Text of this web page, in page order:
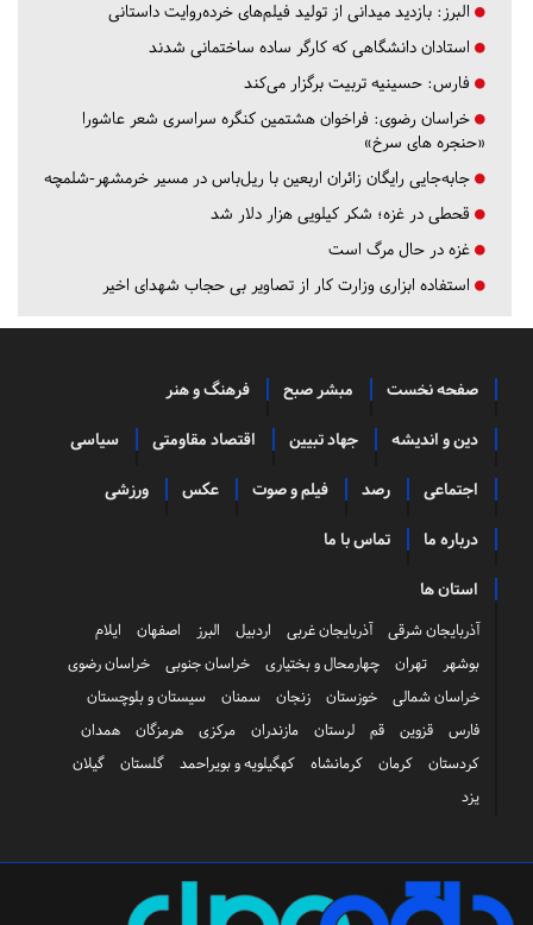
البرز: بازدید میدانی از تولید فیلم‌های خرده‌روایت داستانی
استادان دانشگاهی که کارگر ساده ساختمانی شدند
فارس: حسینیه تربیت برگزار می‌کند
خراسان رضوی: فراخوان هشتمین کنگره سراسری شعر عاشورا
«حنجره های سرخ»
جابه‌جایی رایگان زائران اربعین با ریل‌باس در مسیر خرمشهر-شلمچه
قحطی در غزه؛ شکر کیلویی هزار دلار شد
غزه در حال مرگ است
استفاده ابزاری وزارت کار از تصاویر بی حجاب شهدای اخیر
صفحه نخست مبشر صبح فرهنگ و هنر
دین و اندیشه جهاد تبیین اقتصاد مقاومتی سیاسی
اجتماعی رصد فیلم و صوت عکس ورزشی
درباره ما تماس با ما
استان ها
آذربایجان شرقی آذربایجان غربی اردبیل البرز اصفهان
ایلام
بوشهر
تهران چهارمحال و بختیاری خراسان جنوبی
خراسان رضوی
خراسان شمالی
خوزستان زنجان سمنان
سیستان و بلوچستان
فارس
قزوین قم لرستان مازندران مرکزی هرمزگان
همدان
کردستان
کرمان کرمانشاه کهگیلویه و بویراحمد گلستان
گیلان
یزد